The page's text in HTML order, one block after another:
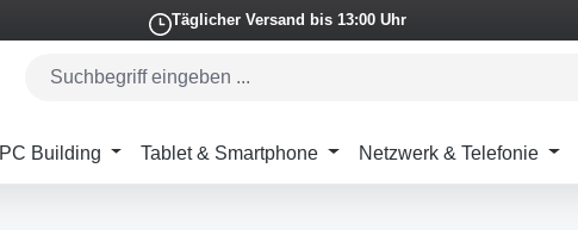
Täglicher Versand bis 13:00 Uhr
PC Building Tablet & Smartphone Netzwerk & Telefonie